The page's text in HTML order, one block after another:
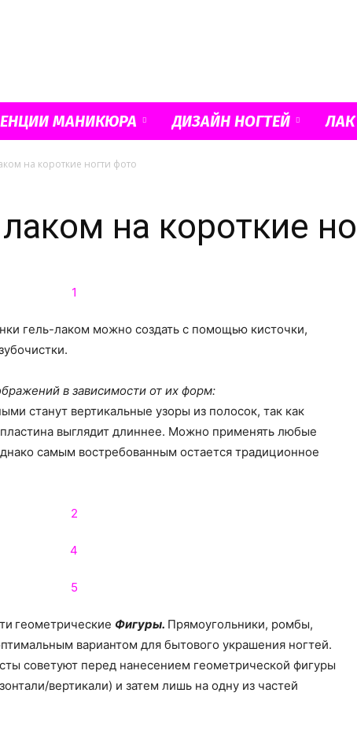
Французский
все
МАНИКЮРА ДИЗАЙН НОГТЕЙ ЛАК
на короткие ногти фото
на короткие
гель-лаком можно создать с помощью кисточки,
в зависимости от их форм:
станут вертикальные узоры из полосок, так как
выглядит длиннее. Можно применять любые
самым востребованным остается традиционное
геометрические Фигуры. Прямоугольники, ромбы,
вариантом для бытового украшения ногтей.
советуют перед нанесением геометрической фигуры
вертикали) и затем лишь на одну из частей